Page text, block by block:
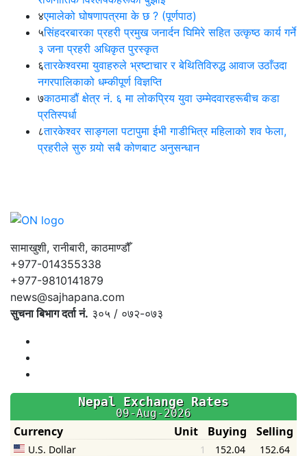
४एमालेको घोषणापत्रमा के छ ? (पूर्णपाठ)
५सिंहदरबारका प्रहरी प्रमुख जनार्दन घिमिरे सहित उत्कृष्ठ कार्य गर्ने
३ जना प्रहरी अधिकृत पुरस्कृत
६तारकेश्वरमा युवाहरुले भ्रष्टाचार र बेथितिविरुद्ध आवाज उठाँउदा
नगरपालिकाको धम्कीपूर्ण विज्ञप्ति
७काठमाडौं क्षेत्र नं. ६ मा लोकप्रिय युवा उम्मेदवारहरूबीच कडा
प्रतिस्पर्धा
८तारकेश्वर साङ्गला पटापुमा ईभी गाडीभित्र महिलाको शव फेला,
प्रहरीले सुरु गर्‍यो सबै कोणबाट अनुसन्धान
सामाखुशी, रानीबारी, काठमाण्डौँ
+977-014355338
+977-9810141879
news@sajhapana.com
सुचना बिभाग दर्ता नं. ३०५ / ०७२-०७३